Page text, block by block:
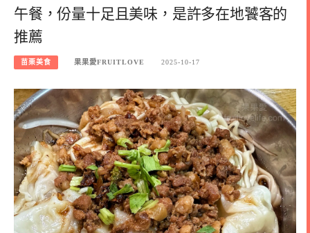
午餐，份量十足且美味，是許多在地饕客的
推薦
苗栗美食 果果愛FRUITLOVE 2025-10-17